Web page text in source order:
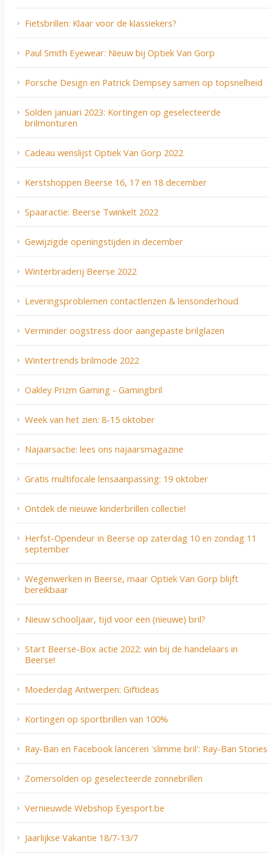
Fietsbrillen: Klaar voor de klassiekers?
Paul Smith Eyewear: Nieuw bij Optiek Van Gorp
Porsche Design en Patrick Dempsey samen op topsnelheid
Solden januari 2023: Kortingen op geselecteerde
brilmonturen
Cadeau wenslijst Optiek Van Gorp 2022
Kerstshoppen Beerse 16, 17 en 18 december
Spaaractie: Beerse Twinkelt 2022
Gewijzigde openingstijden in december
Winterbraderij Beerse 2022
Leveringsproblemen contactlenzen & lensonderhoud
Verminder oogstress door aangepaste brilglazen
Wintertrends brilmode 2022
Oakley Prizm Gaming - Gamingbril
Week van het zien: 8-15 oktober
Najaarsactie: lees ons najaarsmagazine
Gratis multifocale lensaanpassing: 19 oktober
Ontdek de nieuwe kinderbrillen collectie!
Herfst-Opendeur in Beerse op zaterdag 10 en zondag 11
september
Wegenwerken in Beerse, maar Optiek Van Gorp blijft
bereikbaar
Nieuw schooljaar, tijd voor een (nieuwe) bril?
Start Beerse-Box actie 2022: win bij de handelaars in
Beerse!
Moederdag Antwerpen: Giftideas
Kortingen op sportbrillen van 100%
Ray-Ban en Facebook lanceren 'slimme bril': Ray-Ban Stories
Zomersolden op geselecteerde zonnebrillen
Vernieuwde Webshop Eyesport.be
Jaarlijkse Vakantie 18/7-13/7